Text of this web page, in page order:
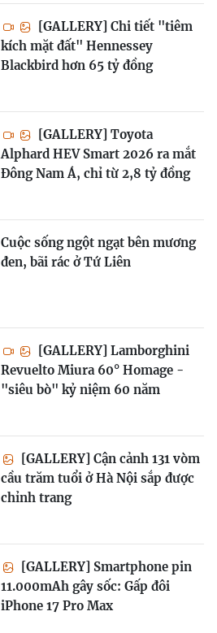
[GALLERY] Chi tiết "tiêm
kích mặt đất" Hennessey
Blackbird hơn 65 tỷ đồng
[GALLERY] Toyota
Alphard HEV Smart 2026 ra mắt
Đông Nam Á, chỉ từ 2,8 tỷ đồng
Cuộc sống ngột ngạt bên mương
đen, bãi rác ở Tứ Liên
[GALLERY] Lamborghini
Revuelto Miura 60° Homage -
"siêu bò" kỷ niệm 60 năm
[GALLERY] Cận cảnh 131 vòm
cầu trăm tuổi ở Hà Nội sắp được
chỉnh trang
[GALLERY] Smartphone pin
11.000mAh gây sốc: Gấp đôi
iPhone 17 Pro Max